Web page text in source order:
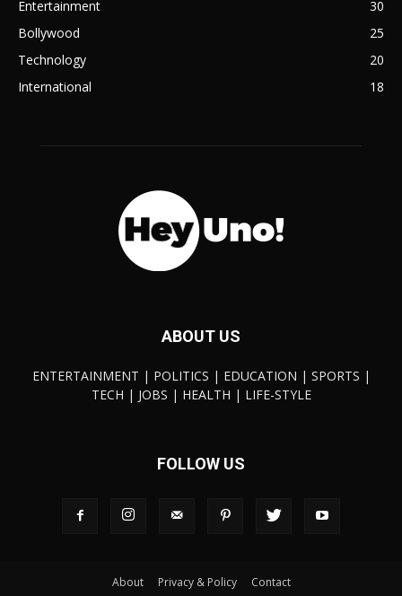
Entertainment
30
Bollywood
25
Technology
20
International
18
ABOUT US
ENTERTAINMENT | POLITICS | EDUCATION | SPORTS |
TECH | JOBS | HEALTH | LIFE-STYLE
FOLLOW US
About Privacy & Policy Contact